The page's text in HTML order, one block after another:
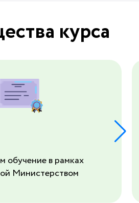
курса
обучение в рамках
Министерством